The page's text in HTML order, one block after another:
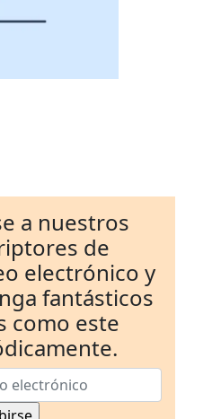
passer plus de
Avec
difficile.
a nuestros
de
electrónico y
fantásticos
como este